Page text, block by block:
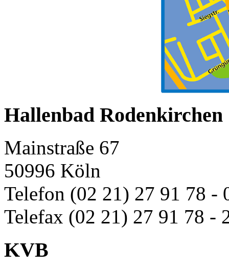
Hallenbad Rodenkirchen
Mainstraße 67
50996 Köln
Telefon (02 21) 27 91 78 -
Telefax (02 21) 27 91 78 -
KVB